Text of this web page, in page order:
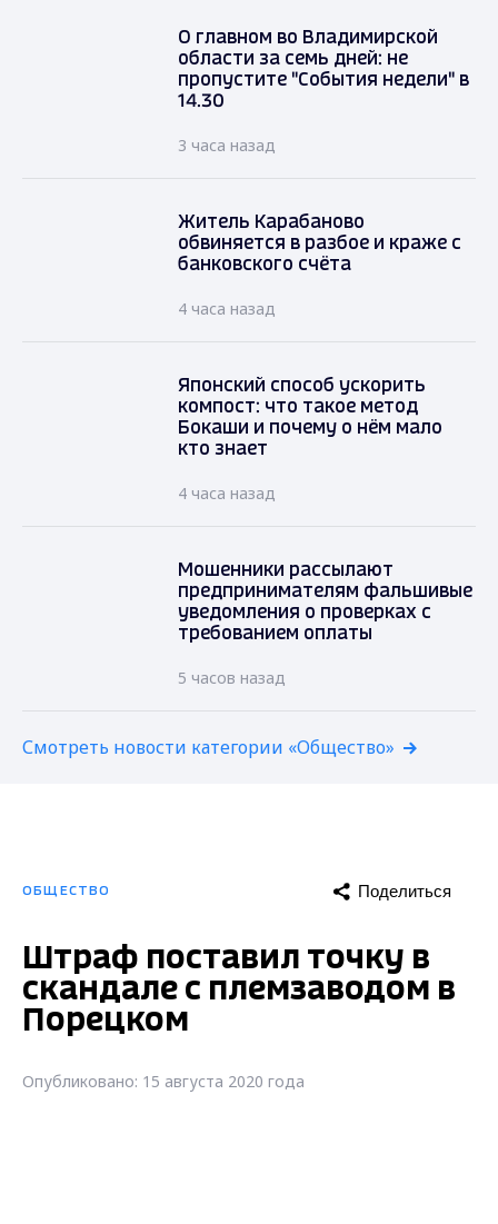
О главном во Владимирской
области за семь дней: не
пропустите "События недели" в
14.30
3 часа назад
Житель Карабаново
обвиняется в разбое и краже с
банковского счёта
4 часа назад
Японский способ ускорить
компост: что такое метод
Бокаши и почему о нём мало
кто знает
4 часа назад
Мошенники рассылают
предпринимателям фальшивые
уведомления о проверках с
требованием оплаты
5 часов назад
Смотреть новости категории «Общество»
ОБЩЕСТВО Поделиться
Штраф поставил точку в
скандале с племзаводом в
Порецком
Опубликовано: 15 августа 2020 года